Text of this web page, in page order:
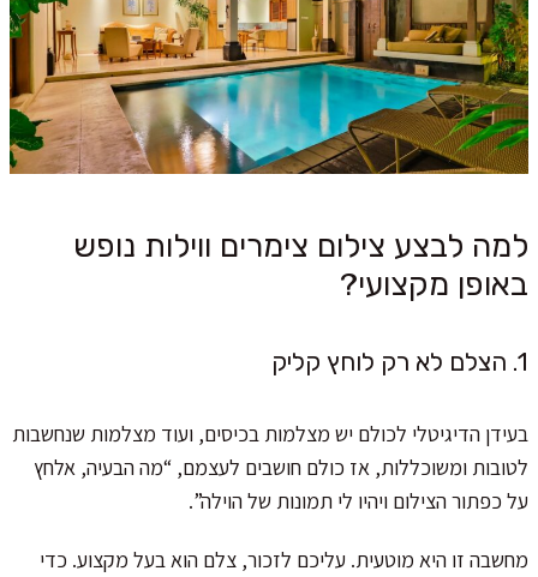
למה לבצע צילום צימרים ווילות נופש
באופן מקצועי?
1. הצלם לא רק לוחץ קליק
בעידן הדיגיטלי לכולם יש מצלמות בכיסים, ועוד מצלמות שנחשבות
לטובות ומשוכללות, אז כולם חושבים לעצמם, “מה הבעיה, אלחץ
על כפתור הצילום ויהיו לי תמונות של הוילה”.
מחשבה זו היא מוטעית. עליכם לזכור, צלם הוא בעל מקצוע. כדי